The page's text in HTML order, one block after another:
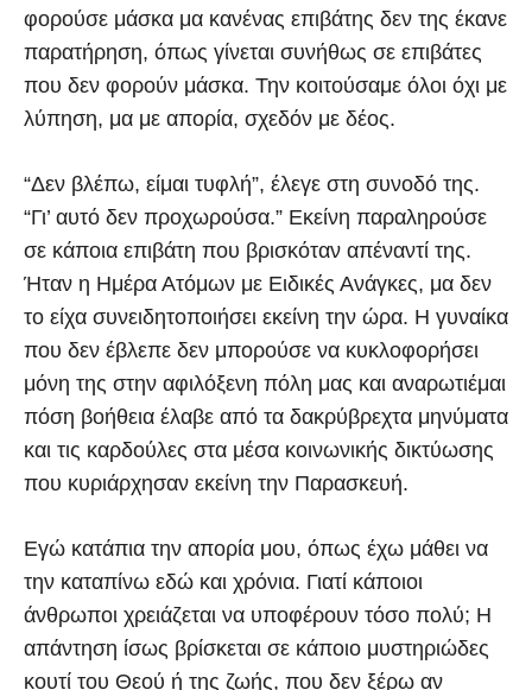
φορούσε μάσκα μα κανένας επιβάτης δεν της έκανε
παρατήρηση, όπως γίνεται συνήθως σε επιβάτες
που δεν φορούν μάσκα. Την κοιτούσαμε όλοι όχι με
λύπηση, μα με απορία, σχεδόν με δέος.
“Δεν βλέπω, είμαι τυφλή”, έλεγε στη συνοδό της.
“Γι’ αυτό δεν προχωρούσα.” Εκείνη παραληρούσε
σε κάποια επιβάτη που βρισκόταν απέναντί της.
Ήταν η Ημέρα Ατόμων με Ειδικές Ανάγκες, μα δεν
το είχα συνειδητοποιήσει εκείνη την ώρα. Η γυναίκα
που δεν έβλεπε δεν μπορούσε να κυκλοφορήσει
μόνη της στην αφιλόξενη πόλη μας και αναρωτιέμαι
πόση βοήθεια έλαβε από τα δακρύβρεχτα μηνύματα
και τις καρδούλες στα μέσα κοινωνικής δικτύωσης
που κυριάρχησαν εκείνη την Παρασκευή.
Εγώ κατάπια την απορία μου, όπως έχω μάθει να
την καταπίνω εδώ και χρόνια. Γιατί κάποιοι
άνθρωποι χρειάζεται να υποφέρουν τόσο πολύ; Η
απάντηση ίσως βρίσκεται σε κάποιο μυστηριώδες
κουτί του Θεού ή της ζωής, που δεν ξέρω αν